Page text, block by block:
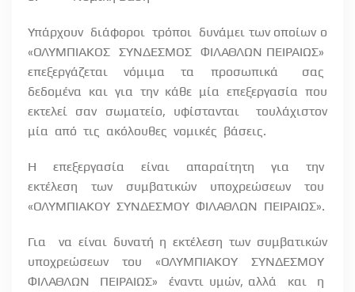
Υπάρχουν διάφοροι τρόποι δυνάμει των οποίων ο
«ΟΛΥΜΠΙΑΚΟΣ ΣΥΝΔΕΣΜΟΣ ΦΙΛΑΘΛΩΝ ΠΕΙΡΑΙΩΣ»
επεξεργάζεται
νόμιμα τα προσωπικά
σας
δεδομένα και για την κάθε μία επεξεργασία που
εκτελεί σαν σωματείο, υφίστανται
τουλάχιστον
μία από τις ακόλουθες νομικές βάσεις.
Η επεξεργασία είναι απαραίτητη για
την
εκτέλεση των συμβατικών υποχρεώσεων του
«ΟΛΥΜΠΙΑΚΟΥ ΣΥΝΔΕΣΜΟΥ ΦΙΛΑΘΛΩΝ ΠΕΙΡΑΙΩΣ».
Για
να είναι δυνατή η εκτέλεση των συμβατικών
υποχρεώσεων του «ΟΛΥΜΠΙΑΚΟΥ ΣΥΝΔΕΣΜΟΥ
ΦΙΛΑΘΛΩΝ
ΠΕΙΡΑΙΩΣ» έναντι υμών, αλλά και
η